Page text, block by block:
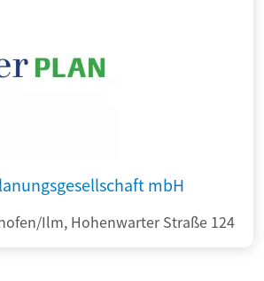
mbH
Ilm, Hohenwarter Straße 124